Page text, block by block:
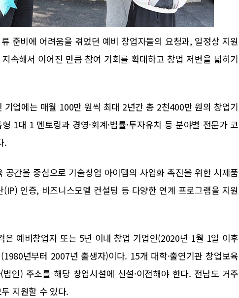
준비에 어려움을 겪었던 예비 창업자들의 요청과, 일정상 지원
속해서 이어진 만큼 참여 기회를 확대하고 창업 저변을 넓히기
기업에는 매월 100만 원씩 최대 2년간 총 2천400만 원의 창업기
1대 1 멘토링과 경영·회계·법률·투자유치 등 분야별 전문가 코
.
공간을 중심으로 기술창업 아이템의 사업화 촉진을 위한 시제품
(IP) 인증, 비즈니스모델 컨설팅 등 다양한 연계 프로그램을 지원
은 예비창업자 또는 5년 이내 창업 기업인(2020년 1월 1일 이후
년부터 2007년 출생자)이다. 15개 대학·출연기관 창업보육
인) 주소를 해당 창업시설에 신설·이전해야 한다. 전남도 거주
지원할 수 있다.